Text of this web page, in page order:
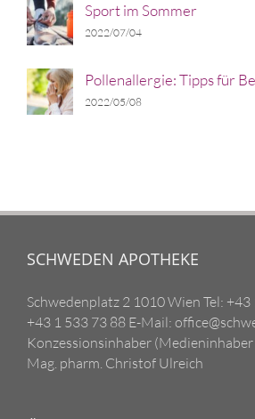
Sport im Sommer
2022/07/04
Pollenallergie: Tipps für
2022/05/08
SCHWEDEN APOTHEKE
Schwedenplatz 2 1010 Wien Tel: +43
+43 1 533 73 88 E-Mail:
Konzessionsinhaber
Mag. pharm. Christof Ulreich